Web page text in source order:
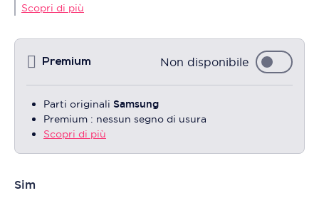
Scopri di più
Premium Non disponibile
Parti originali Samsung
Premium : nessun segno di usura
Scopri di più
Sim